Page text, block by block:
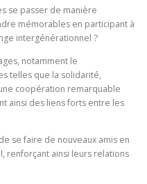
se passer de manière
mémorables en participant à
intergénérationnel ?
notamment le
telles que la solidarité,
coopération remarquable
ainsi des liens forts entre les
se faire de nouveaux amis en
renforçant ainsi leurs relations